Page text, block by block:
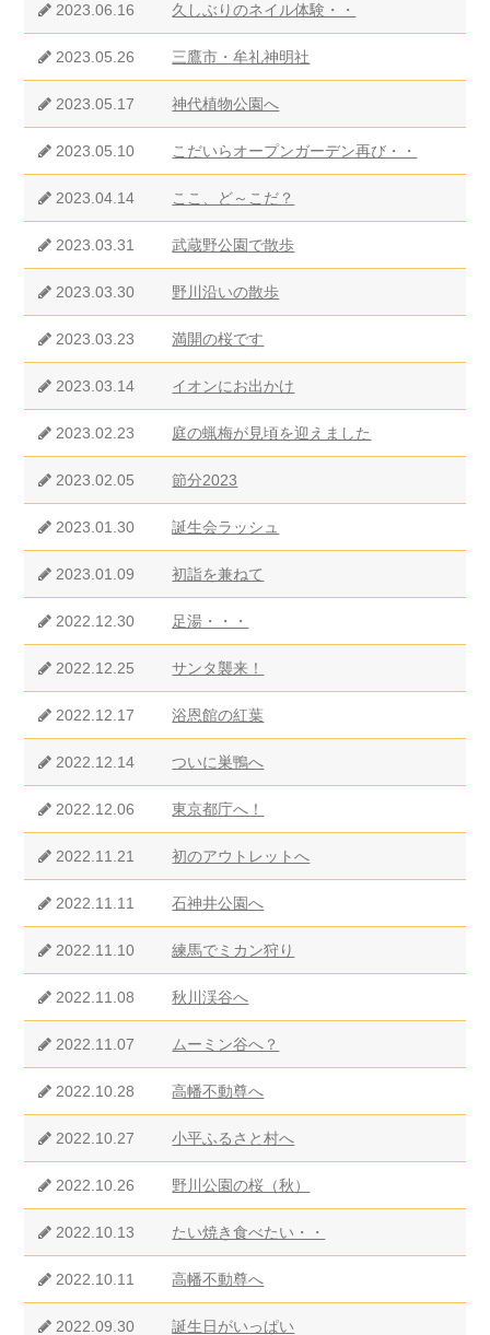
2023.06.16 久しぶりのネイル体験・・
2023.05.26 三鷹市・牟礼神明社
2023.05.17 神代植物公園へ
2023.05.10 こだいらオープンガーデン再び・・
2023.04.14 ここ、ど～こだ？
2023.03.31 武蔵野公園で散歩
2023.03.30 野川沿いの散歩
2023.03.23 満開の桜です
2023.03.14 イオンにお出かけ
2023.02.23 庭の蝋梅が見頃を迎えました
2023.02.05 節分2023
2023.01.30 誕生会ラッシュ
2023.01.09 初詣を兼ねて
2022.12.30 足湯・・・
2022.12.25 サンタ襲来！
2022.12.17 浴恩館の紅葉
2022.12.14 ついに巣鴨へ
2022.12.06 東京都庁へ！
2022.11.21 初のアウトレットへ
2022.11.11 石神井公園へ
2022.11.10 練馬でミカン狩り
2022.11.08 秋川渓谷へ
2022.11.07 ムーミン谷へ？
2022.10.28 高幡不動尊へ
2022.10.27 小平ふるさと村へ
2022.10.26 野川公園の桜（秋）
2022.10.13 たい焼き食べたい・・
2022.10.11 高幡不動尊へ
2022.09.30 誕生日がいっぱい